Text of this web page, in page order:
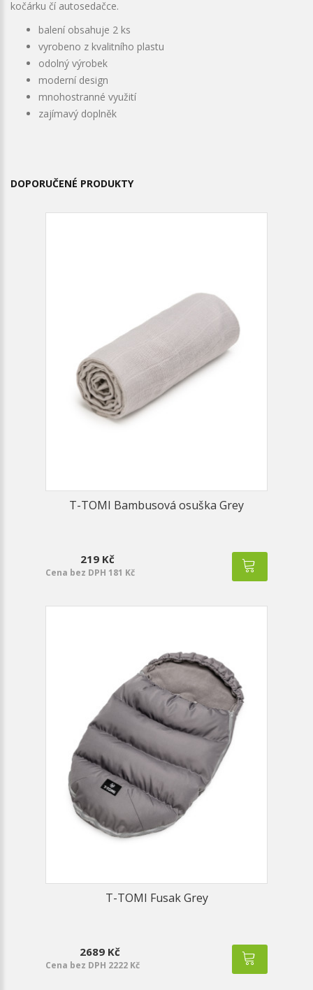
kočárku čí autosedačce.
balení obsahuje 2 ks
vyrobeno z kvalitního plastu
odolný výrobek
moderní design
mnohostranné využití
zajímavý doplněk
DOPORUČENÉ PRODUKTY
T-TOMI Bambusová osuška Grey
219 Kč
Cena bez DPH 181 Kč
T-TOMI Fusak Grey
2689 Kč
Cena bez DPH 2222 Kč